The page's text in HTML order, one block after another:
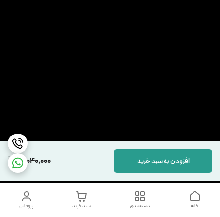
17,040,000 افزودن به سبد خرید
پروفایل سبد خرید دسته‌بندی خانه